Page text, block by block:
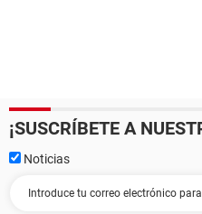
¡SUSCRÍBETE A
Noticias